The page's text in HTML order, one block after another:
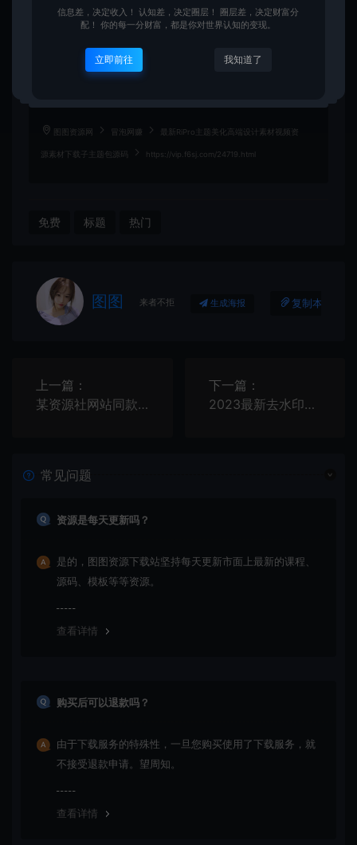
3. 不得使用于非法商业用途，不得违反国家法律。否则后果自负！
4. 本站提供的源码、模板、插件等等其他资源，都不包含技术服务请大家谅
5. 如有链接无法下载、失效或广告，请联系管理员处理！
6. 本站资源售价只是赞助，收取费用仅维持本站的日常运营所需！
图图资源网 冒泡网赚 最新RiPro主题美化高端设计素材视频资
源素材下载子主题包源码 https://vip.f6sj.com/24719.html
免费 标题 热门
图图 来者不拒 生成海报 复制本文链接
上一篇：
某资源社网站同款xiuno模板知乎蓝魔改版源码附多个插件
下一篇：
2023最新去水印小程序源码和教程
常见问题
资源是每天更新吗？
是的，图图资源下载站坚持每天更新市面上最新的课程、
源码、模板等等资源。
查看详情
购买后可以退款吗？
由于下载服务的特殊性，一旦您购买使用了下载服务，就
不接受退款申请。望周知。
查看详情
信息差，决定收入！ 认知差，决定圈层！ 圈层差，决定财富分
配！ 你的每一分财富，都是你对世界认知的变现。
立即前往 我知道了